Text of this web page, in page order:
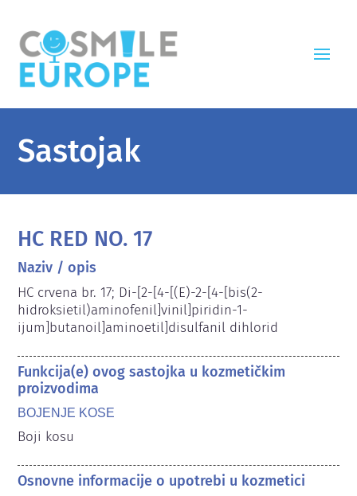
Sastojak
HC RED NO. 17
Naziv / opis
HC crvena br. 17; Di-[2-[4-[(E)-2-[4-[bis(2-
hidroksietil)aminofenil]vinil]piridin-1-
ijum]butanoil]aminoetil]disulfanil dihlorid
Funkcija(e) ovog sastojka u kozmetičkim
proizvodima
BOJENJE KOSE
Boji kosu
Osnovne informacije o upotrebi u kozmetici